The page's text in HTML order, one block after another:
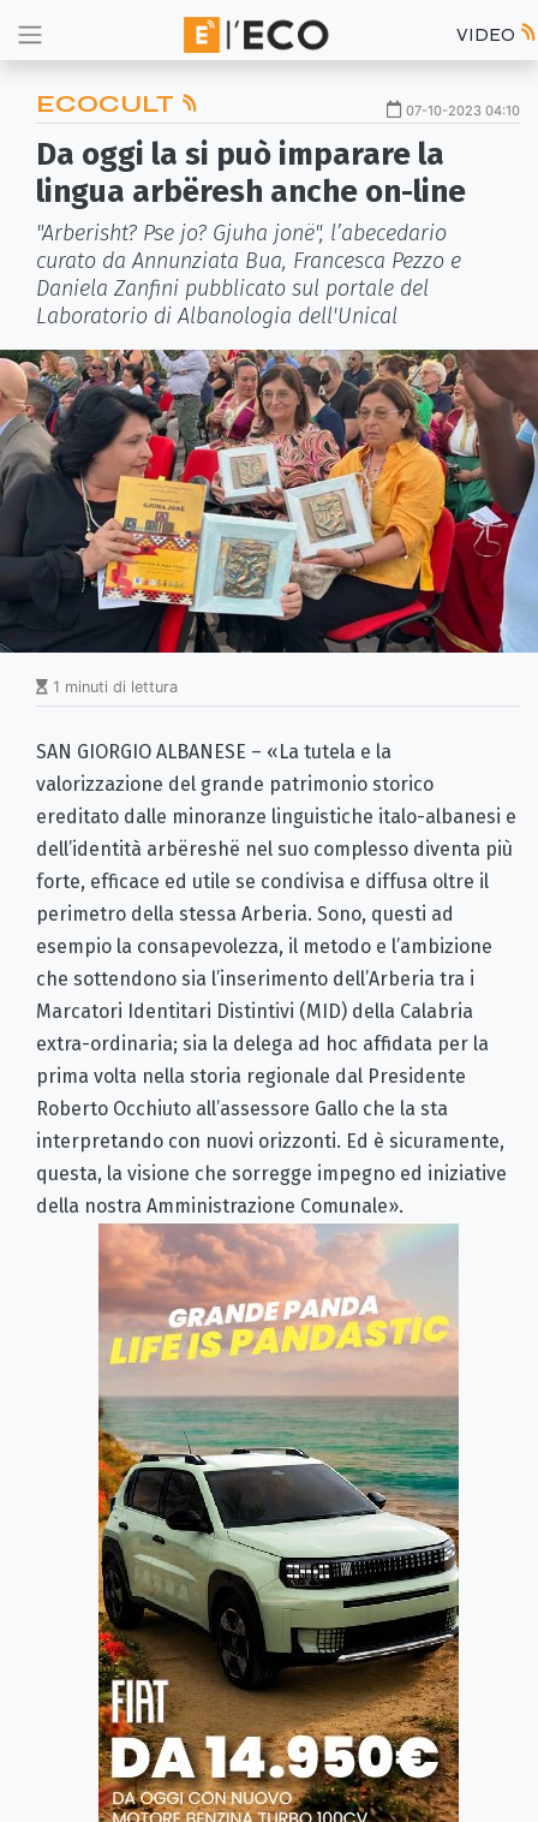
VIDEO
ECOCULT 07-10-2023 04:10
Da oggi la si può imparare la
lingua arbëresh anche on-line
"Arberisht? Pse jo? Gjuha jonë", l’abecedario
curato da Annunziata Bua, Francesca Pezzo e
Daniela Zanfini pubblicato sul portale del
Laboratorio di Albanologia dell'Unical
1 minuti di lettura
SAN GIORGIO ALBANESE – «La tutela e la
valorizzazione del grande patrimonio storico
ereditato dalle minoranze linguistiche italo-albanesi e
dell’identità arbëreshë nel suo complesso diventa più
forte, efficace ed utile se condivisa e diffusa oltre il
perimetro della stessa Arberia. Sono, questi ad
esempio la consapevolezza, il metodo e l’ambizione
che sottendono sia l’inserimento dell’Arberia tra i
Marcatori Identitari Distintivi (MID) della Calabria
extra-ordinaria; sia la delega ad hoc affidata per la
prima volta nella storia regionale dal Presidente
Roberto Occhiuto all’assessore Gallo che la sta
interpretando con nuovi orizzonti. Ed è sicuramente,
questa, la visione che sorregge impegno ed iniziative
della nostra Amministrazione Comunale».